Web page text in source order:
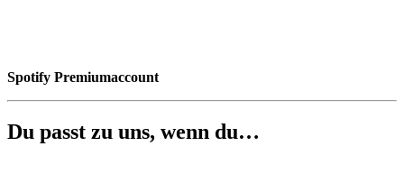
Spotify Premiumaccount
Du passt zu uns, wenn du…